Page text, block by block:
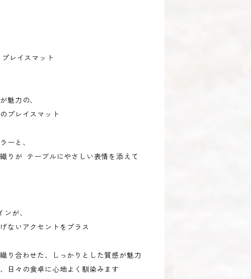
レイスマット
魅力の、
プレイスマット
ーと、
りが テーブルにやさしい表情を添えて
が、
ないアクセントをプラス
り合わせた、しっかりとした質感が魅力
日々の食卓に心地よく馴染みます